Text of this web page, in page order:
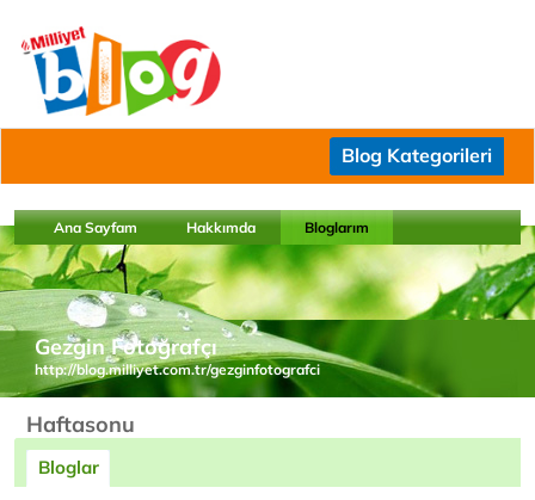
Blog Kategorileri
Ana Sayfam Hakkımda Bloglarım
Gezgin Fotoğrafçı
http://blog.milliyet.com.tr/gezginfotografci
Haftasonu
Bloglar